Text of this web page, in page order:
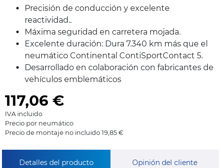
Precisión de conducción y excelente
reactividad..
Máxima seguridad en carretera mojada.
Excelente duración: Dura 7.340 km más que el
neumático Continental ContiSportContact 5.
Desarrollado en colaboración con fabricantes de
vehículos emblemáticos
117,06 €
IVA incluido
Precio por neumático
Precio de montaje no incluido 19,85 €
Detalles del producto Opinión del cliente